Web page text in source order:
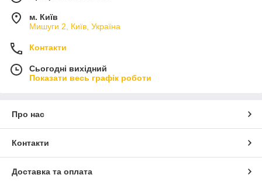
м. Київ
Мишуги 2, Київ, Україна
Контакти
Сьогодні вихідний
Показати весь графік роботи
Про нас
Контакти
Доставка та оплата